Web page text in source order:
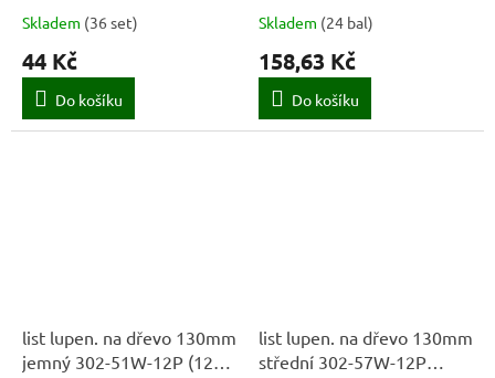
Skladem (36 set)
44 Kč
Do košíku
Skladem (24 bal)
158,63 Kč
Do košíku
list lupen. na dřevo 130mm
jemný 302-51W-12P (12ks)
list lupen. na dřevo 130mm
střední 302-57W-12P